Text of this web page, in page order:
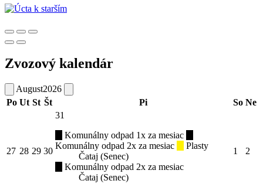
Zvozový kalendár
August2026
Po Ut St Št Pi So Ne
27 28 29 30
31
Komunálny odpad 1x za mesiac
Komunálny odpad 2x za mesiac
Plasty
Čataj (Senec)
Komunálny odpad 2x za mesiac
Čataj (Senec)
1 2